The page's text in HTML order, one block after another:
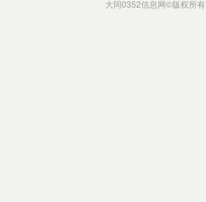
大同0352信息网©版权所有